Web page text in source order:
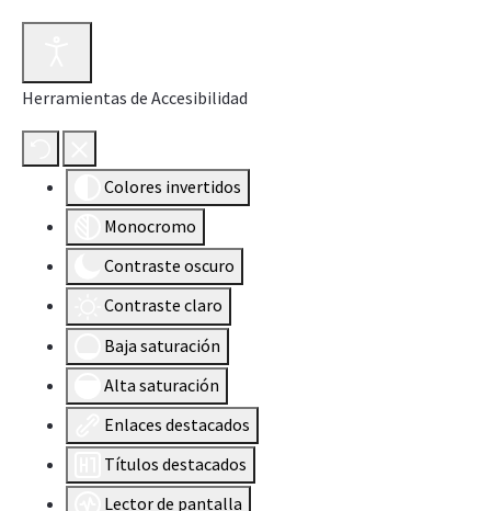
Herramientas de Accesibilidad
Colores invertidos
Monocromo
Contraste oscuro
Contraste claro
Baja saturación
Alta saturación
Enlaces destacados
Títulos destacados
Lector de pantalla